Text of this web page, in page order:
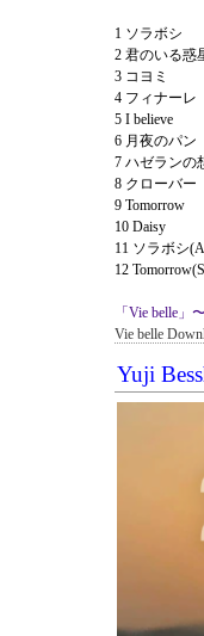
1 ソラボシ
2 君のいる惑
3 コヨミ
4 フィナーレ
5 I believe
6 月夜のパン
7 ハゼランの
8 クローバー
9 Tomorrow
10 Daisy
11 ソラボシ
12 Tomorrow
「Vie belle」
Vie belle
Yuji